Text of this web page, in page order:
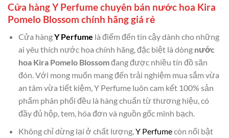
Cửa hàng Y Perfume chuyên bán nước hoa Kira
Pomelo Blossom chính hãng giá rẻ
Cửa hàngY Perfume là điểm đến tin cậy dành cho những
ai yêu thích nước hoa chính hãng, đặc biệt là dòng nước
hoa Kira Pomelo Blossomđang được nhiều tín đồ săn
đón. Với mong muốn mang đến trải nghiệm mua sắm vừa
an tâm vừa tiết kiệm, Y Perfume luôn cam kết 100% sản
phẩm phân phối đều là hàng chuẩn từ thương hiệu, có
đầy đủ hộp, tem, hóa đơn và nguồn gốc minh bạch.
Không chỉ dừng lại ở chất lượng,Y Perfumecòn nổi bật